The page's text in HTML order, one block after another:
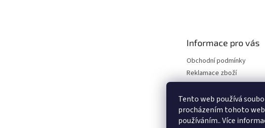
Tento web používá
procházením tohoto
používáním.. Více
Informace pro vás
Obchodní podmínky
Reklamace zboží
Kontakty
Moje objednávka